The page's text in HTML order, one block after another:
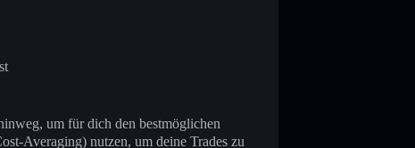
um für dich den bestmöglichen
Averaging) nutzen, um deine Trades zu